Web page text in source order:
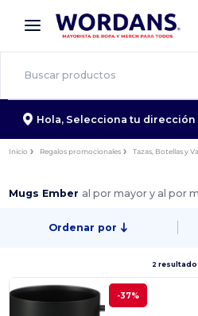
× App de Wordans
¡Mejores precios en app!
Hola, Selecciona tu dirección
Inicio Regalos promocionales Tazas, Botellas y
Mugs Ember al por mayor y al por
Ordenar por
2
-37%